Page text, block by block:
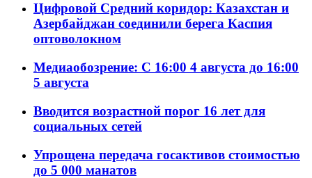
Цифровой Средний коридор: Казахстан и
Азербайджан соединили берега Каспия
оптоволокном
Медиаобозрение: С 16:00 4 августа до 16:00
5 августа
Вводится возрастной порог 16 лет для
социальных сетей
Упрощена передача госактивов стоимостью
до 5 000 манатов